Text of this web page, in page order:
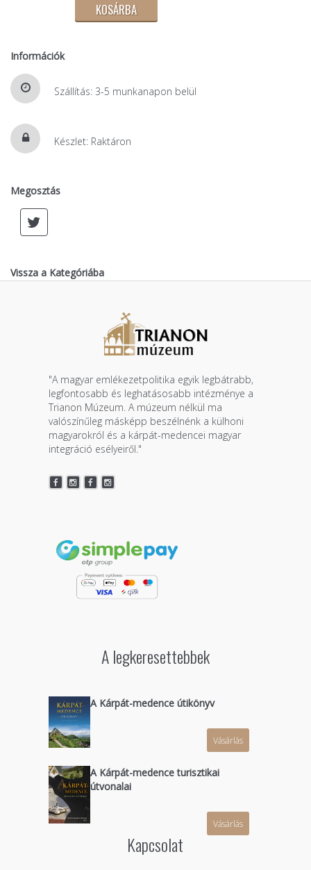
Információk
Szállítás: 3-5 munkanapon belül
Készlet: Raktáron
Megosztás
Vissza a Kategóriába
"A magyar emlékezetpolitika egyik legbátrabb,
legfontosabb és leghatásosabb intézménye a
Trianon Múzeum. A múzeum nélkül ma
valószínűleg másképp beszélnénk a külhoni
magyarokról és a kárpát-medencei magyar
integráció esélyeiről."
A legkeresettebbek
A Kárpát-medence útikönyv
Vásárlás
A Kárpát-medence turisztikai
útvonalai
Vásárlás
Kapcsolat